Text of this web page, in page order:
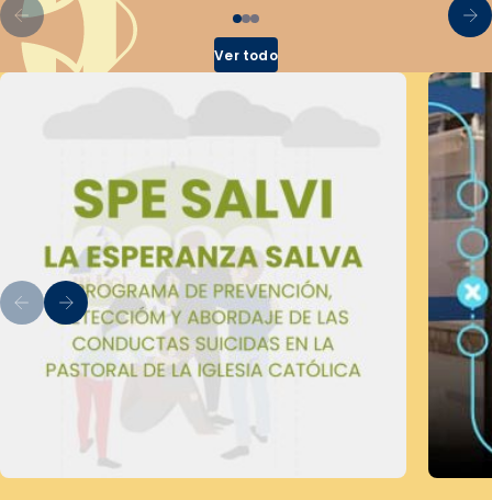
Ver todo